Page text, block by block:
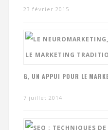
23 février 2015
G, UN APPUI POUR LE
7 juillet 2014